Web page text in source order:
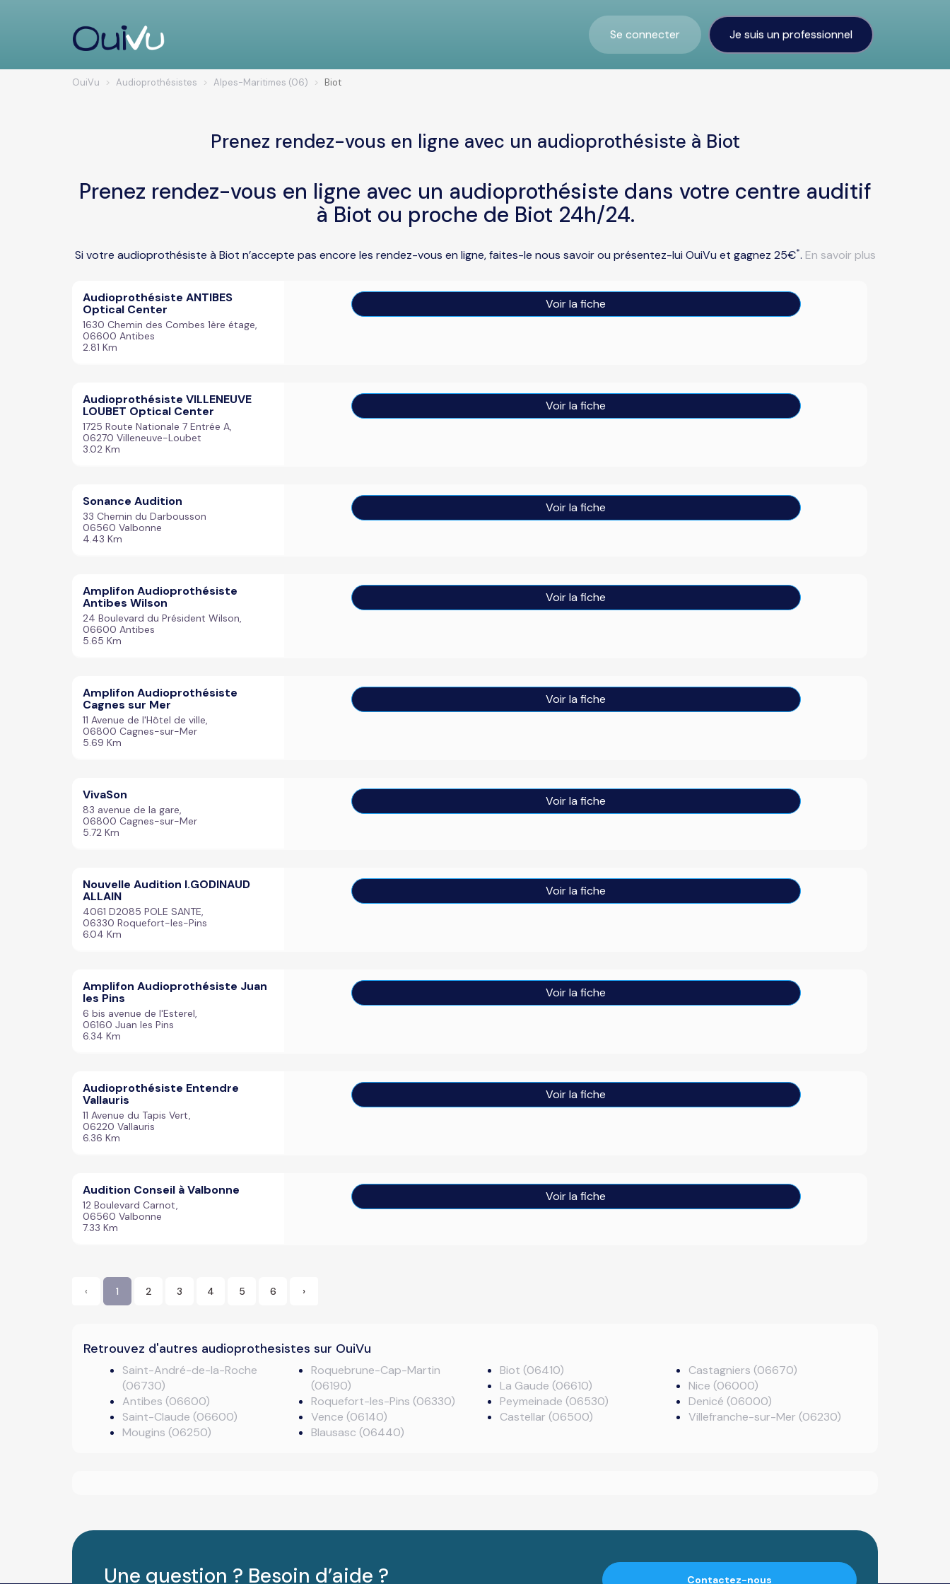
Se connecter Je suis un professionnel
OuiVu Audioprothésistes Alpes-Maritimes (06) Biot
Prenez rendez-vous en ligne avec un audioprothésiste à Biot
Prenez rendez-vous en ligne avec un audioprothésiste dans votre centre auditif
à Biot ou proche de Biot 24h/24.
Si votre audioprothésiste à Biot n’accepte pas encore les rendez-vous en ligne, faites-le nous savoir ou présentez-lui OuiVu et gagnez 25€*. En savoir plus
Audioprothésiste ANTIBES
Optical Center
1630 Chemin des Combes 1ère étage,
06600 Antibes
2.81 Km
Voir la fiche
Audioprothésiste VILLENEUVE
LOUBET Optical Center
1725 Route Nationale 7 Entrée A,
06270 Villeneuve-Loubet
3.02 Km
Voir la fiche
Sonance Audition
33 Chemin du Darbousson
06560 Valbonne
4.43 Km
Voir la fiche
Amplifon Audioprothésiste
Antibes Wilson
24 Boulevard du Président Wilson,
06600 Antibes
5.65 Km
Voir la fiche
Amplifon Audioprothésiste
Cagnes sur Mer
11 Avenue de l'Hôtel de ville,
06800 Cagnes-sur-Mer
5.69 Km
Voir la fiche
VivaSon
83 avenue de la gare,
06800 Cagnes-sur-Mer
5.72 Km
Voir la fiche
Nouvelle Audition I.GODINAUD
ALLAIN
4061 D2085 POLE SANTE,
06330 Roquefort-les-Pins
6.04 Km
Voir la fiche
Amplifon Audioprothésiste Juan
les Pins
6 bis avenue de l'Esterel,
06160 Juan les Pins
6.34 Km
Voir la fiche
Audioprothésiste Entendre
Vallauris
11 Avenue du Tapis Vert,
06220 Vallauris
6.36 Km
Voir la fiche
Audition Conseil à Valbonne
12 Boulevard Carnot,
06560 Valbonne
7.33 Km
Voir la fiche
‹ 1 2 3 4 5 6 ›
Retrouvez d'autres audioprothesistes sur OuiVu
Saint-André-de-la-Roche
(06730)
Antibes (06600)
Saint-Claude (06600)
Mougins (06250)
Roquebrune-Cap-Martin
(06190)
Roquefort-les-Pins (06330)
Vence (06140)
Blausasc (06440)
Biot (06410)
La Gaude (06610)
Peymeinade (06530)
Castellar (06500)
Castagniers (06670)
Nice (06000)
Denicé (06000)
Villefranche-sur-Mer (06230)
Une question ? Besoin d’aide ? Contactez-nous